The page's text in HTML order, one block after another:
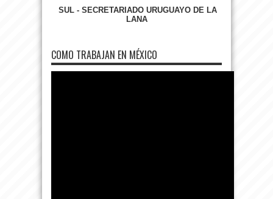
SUL - SECRETARIADO URUGUAYO DE LA
LANA
COMO TRABAJAN EN MÉXICO